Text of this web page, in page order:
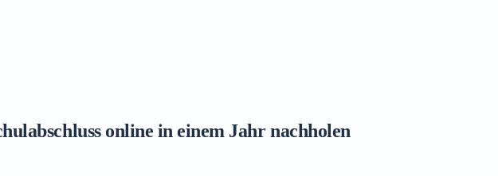
online in einem Jahr nachholen